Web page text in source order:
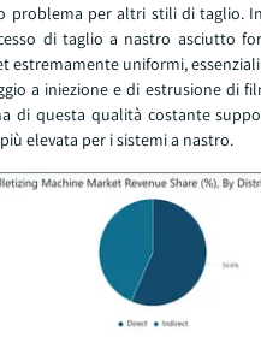
problema per altri stili di taglio.
di taglio a nastro asciutto
estremamente uniformi,
a iniezione e di estrusione di
di questa qualità costante
elevata per i sistemi a nastro.